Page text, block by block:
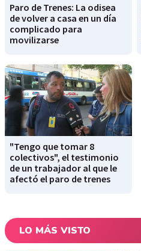
Paro de Trenes: La odisea
de volver a casa en un día
complicado para
movilizarse
"Tengo que tomar 8
colectivos", el testimonio
de un trabajador al que le
afectó el paro de trenes
LO MÁS VISTO